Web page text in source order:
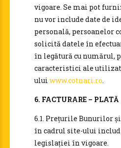
vigoare. Se mai pot
nu vor include date de
personală, persoanelor
solicită datele în
în legătură cu numărul,
caracteristici ale
ului www.cotnari.ro.
6. FACTURARE – PLATĂ
6.1. Prețurile Bunurilor
în cadrul site-ului includ
legislației în vigoare.